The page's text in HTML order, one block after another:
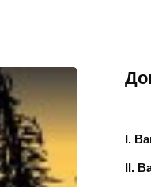
І.
ІІ.